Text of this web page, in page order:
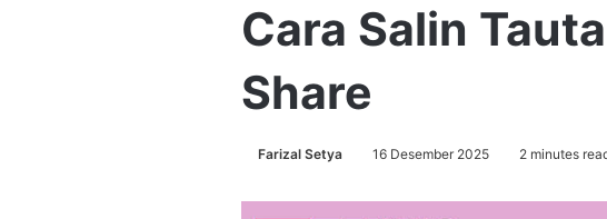
Cara Salin
Share
Farizal Setya 16 Desember 2025 2 minutes